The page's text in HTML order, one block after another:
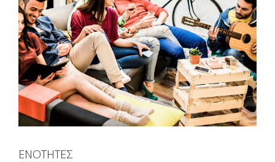
ΕΝΟΤΗΤΕΣ